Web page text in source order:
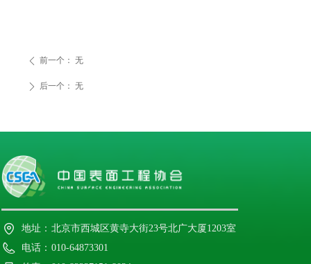
ꄴ 前一个： 无
ꄲ 后一个： 无
地址： 北京市西城区黄寺大街23号北广大厦1203室
电话： 010-64873301